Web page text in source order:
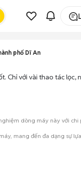
phố Dĩ An
Chỉ với vài thao tác
dòng máy này với chi
mang đến đa dạng sự
tin đăng.
được tiếng nói chung.